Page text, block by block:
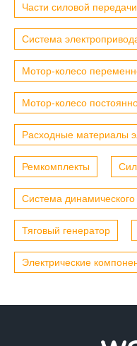
Части силовой передачи
Система
Мотор-колесо
Мотор-колесо
Расходные материалы
Ремкомплекты
Система
Тяговый генератор
Электрические